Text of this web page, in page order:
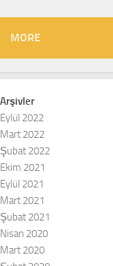
MORE
Arşivler
Eylül 2022
Mart 2022
Şubat 2022
Ekim 2021
Eylül 2021
Mart 2021
Şubat 2021
Nisan 2020
Mart 2020